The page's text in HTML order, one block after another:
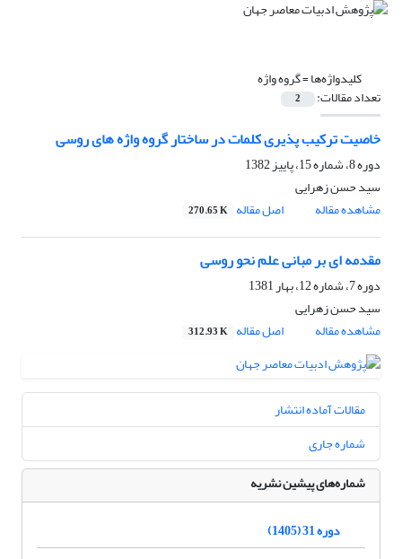
کلیدواژه‌ها =گروه واژه
تعداد مقالات: 2
خاصیت ترکیب پذیری کلمات در ساختار گروه واژه های روسی
دوره 8، شماره 15، پاییز 1382
سید حسن زهرایى
مشاهده مقاله
اصل مقاله 270.65 K
مقدمه ای بر مبانی علم نحو روسی
دوره 7، شماره 12، بهار 1381
سید حسن زهرایى
مشاهده مقاله
اصل مقاله 312.93 K
مقالات آماده انتشار
شماره جاری
شماره‌های پیشین نشریه
دوره 31 (1405)